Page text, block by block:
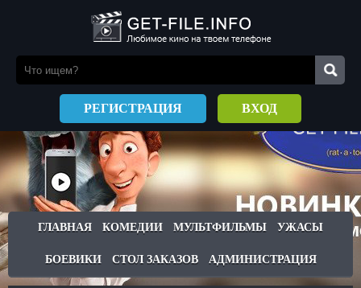
РЕГИСТРАЦИЯ ВХОД
ГЛАВНАЯ КОМЕДИИ МУЛЬТФИЛЬМЫ УЖАСЫ
БОЕВИКИ СТОЛ ЗАКАЗОВ АДМИНИСТРАЦИЯ